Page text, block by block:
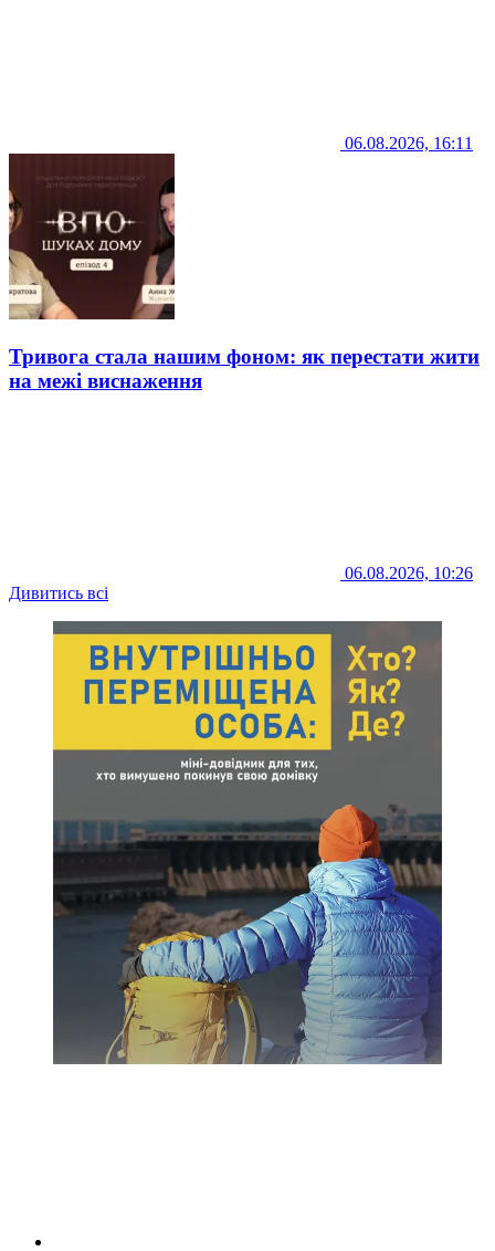
06.08.2026, 16:11
Тривога стала нашим фоном: як перестати жити
на межі виснаження
06.08.2026, 10:26
Дивитись всі